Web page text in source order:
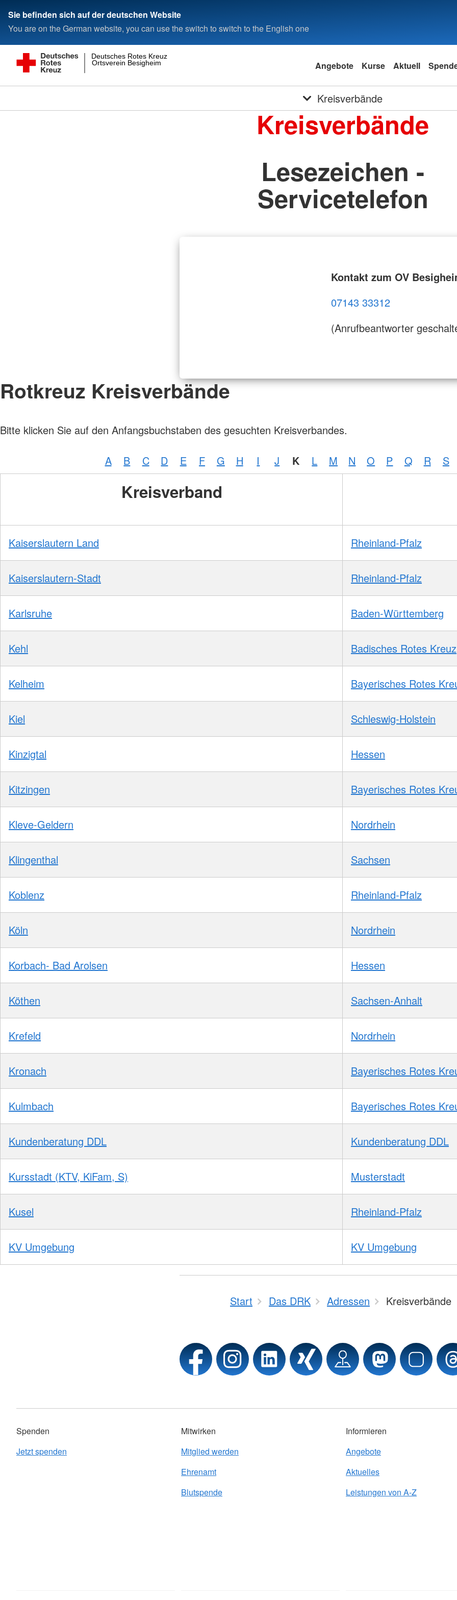
Sie befinden sich auf der deutschen Website
You are on the German website, you can use the switch to switch to the English one
Ortsverein Besigheim
Deutsches Rotes Kreuz
Angebote Kurse Aktuell
Kreisverbände
Kreisverbände
Lesezeichen -
Servicetelefon
Kontakt zum OV
07143 33312
(Anrufbeantworter
Rotkreuz Kreisverbände
Bitte klicken Sie auf den Anfangsbuchstaben des gesuchten Kreisverbandes.
A B C D E F G H I J K L M N O P Q R S
Kreisverband
Kaiserslautern Land Rheinland-Pfalz
Kaiserslautern-Stadt Rheinland-Pfalz
Karlsruhe Baden-Württemberg
Kehl Badisches Rotes Kreuz
Kelheim Bayerisches Rotes
Kiel Schleswig-Holstein
Kinzigtal Hessen
Kitzingen Bayerisches Rotes
Kleve-Geldern Nordrhein
Klingenthal Sachsen
Koblenz Rheinland-Pfalz
Köln Nordrhein
Korbach- Bad Arolsen Hessen
Köthen Sachsen-Anhalt
Krefeld Nordrhein
Kronach Bayerisches Rotes
Kulmbach Bayerisches Rotes
Kundenberatung DDL Kundenberatung DDL
Kursstadt (KTV, KiFam, S) Musterstadt
Kusel Rheinland-Pfalz
KV Umgebung KV Umgebung
Start Das DRK Adressen Kreisverbände
Spenden
Jetzt spenden
Mitwirken
Mitglied werden
Ehrenamt
Blutspende
Informieren
Angebote
Aktuelles
Leistungen von A-Z